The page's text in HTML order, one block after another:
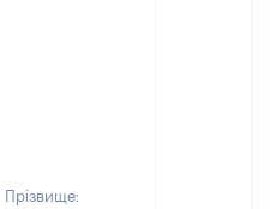
Прізвище: